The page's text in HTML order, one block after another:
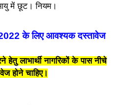
में छूट। नियम।
के लिए आवश्यक दस्तावेज
लाभार्थी नागरिकों के पास नीचे
होने चाहिए।